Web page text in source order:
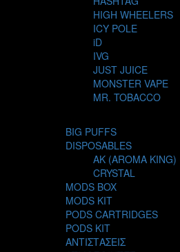
HIGH WHEELERS
ICY POLE
iD
IVG
JUST JUICE
MONSTER VAPE
MR. TOBACCO
NUBO
OMERTA LIQUIDS
OPMH PROJECT
S-ELF JUICE
SADBOY
SCANDAL
SECRET FOREST
STEAM CITY
STEAM TRAIN
BIG PUFFS
DISPOSABLES
AK (AROMA KING)
CRYSTAL
MODS BOX
MODS KIT
PODS CARTRIDGES
PODS KIT
ΑΝΤΙΣΤΑΣΕΙΣ